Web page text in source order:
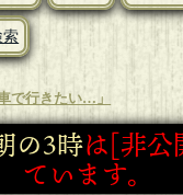
索
で行きたい…」
の3時は[非公
ています。